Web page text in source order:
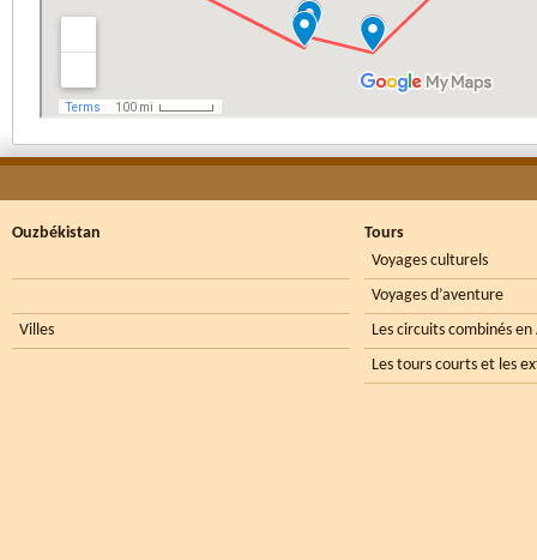
Ouzbékistan
Villes
Tours
Voyages culturels
Voyages d’aventure
Les circuits combinés
Les tours courts et les